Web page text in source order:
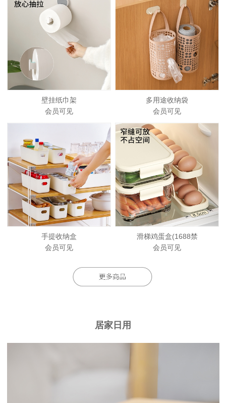
壁挂纸巾架
会员可见
多用途收纳袋
会员可见
手提收纳盒
会员可见
滑梯鸡蛋盒(1688禁
会员可见
居家日用